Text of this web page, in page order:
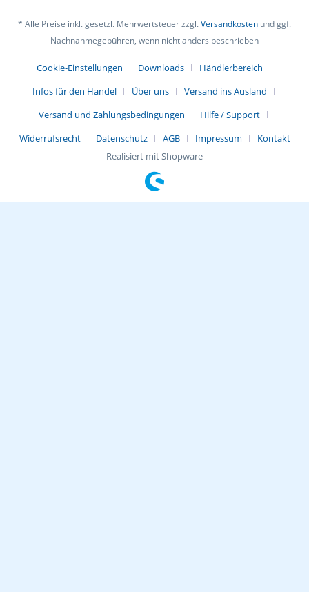
* Alle Preise inkl. gesetzl. Mehrwertsteuer zzgl.Versandkosten und ggf.
Nachnahmegebühren, wenn nicht anders beschrieben
Cookie-Einstellungen Downloads
Händlerbereich
Infos für den Handel
Über uns
Versand ins Ausland
Versand und Zahlungsbedingungen
Hilfe / Support
Widerrufsrecht
Datenschutz AGB Impressum
Kontakt
Realisiert mit Shopware